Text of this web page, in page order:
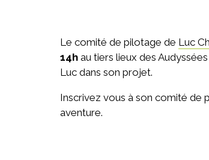
Le comité de pilotage de Luc
14h au tiers lieux des
Luc dans son projet.
Inscrivez vous à son comité de
aventure.